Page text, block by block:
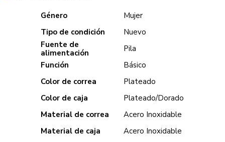
Género
Mujer
Tipo de condición
Nuevo
Fuente de
alimentación
Pila
Función
Básico
Color de correa
Plateado
Color de caja
Plateado/Dorado
Material de correa
Acero Inoxidable
Material de caja
Acero Inoxidable